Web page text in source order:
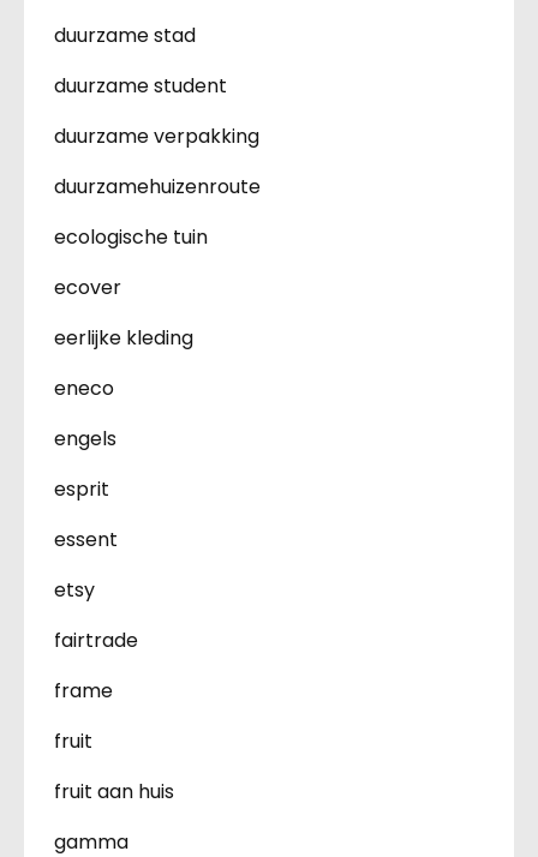
duurzame stad
duurzame student
duurzame verpakking
duurzamehuizenroute
ecologische tuin
ecover
eerlijke kleding
eneco
engels
esprit
essent
etsy
fairtrade
frame
fruit
fruit aan huis
gamma